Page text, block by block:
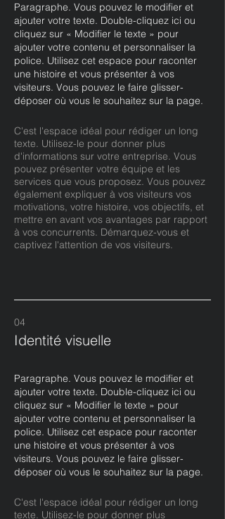
Paragraphe. Vous pouvez le modifier et
ajouter votre texte. Double-cliquez ici ou
cliquez sur « Modifier le texte » pour
ajouter votre contenu et personnaliser la
police. Utilisez cet espace pour raconter
une histoire et vous présenter à vos
visiteurs. Vous pouvez le faire glisser-
déposer où vous le souhaitez sur la page.
C'est l'espace idéal pour rédiger un long
texte. Utilisez-le pour donner plus
d'informations sur votre entreprise. Vous
pouvez présenter votre équipe et les
services que vous proposez. Vous pouvez
également expliquer à vos visiteurs vos
motivations, votre histoire, vos objectifs, et
mettre en avant vos avantages par rapport
à vos concurrents. Démarquez-vous et
captivez l'attention de vos visiteurs.
04
Identité visuelle
Paragraphe. Vous pouvez le modifier et
ajouter votre texte. Double-cliquez ici ou
cliquez sur « Modifier le texte » pour
ajouter votre contenu et personnaliser la
police. Utilisez cet espace pour raconter
une histoire et vous présenter à vos
visiteurs. Vous pouvez le faire glisser-
déposer où vous le souhaitez sur la page.
C'est l'espace idéal pour rédiger un long
texte. Utilisez-le pour donner plus